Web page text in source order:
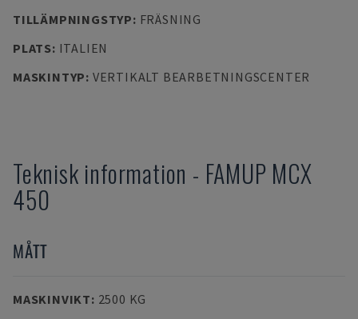
TILLÄMPNINGSTYP: FRÄSNING
PLATS: ITALIEN
MASKINTYP: VERTIKALT BEARBETNINGSCENTER
Teknisk information - FAMUP MCX
450
MÅTT
MASKINVIKT: 2500 KG